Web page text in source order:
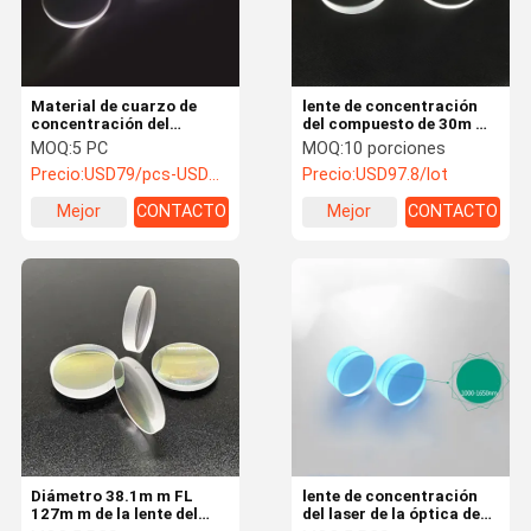
Inicio Productos
os
lente de concentración
del compuesto de 30m m
F75mm/150mm para la
máquina del laser 4000W
MOQ:10 porciones
Precio:USD97.8/lot
Mejor
CONTACTO
Material de cuarzo de
concentración del
diámetro 30m m FL 40m
m del espejo del laser del
acoplamiento para la
máquina del laser
MOQ:5 PC
Precio:USD79/pcs-USD50/pcs
Mejor
CONTACTO
lente de concentración
del laser de la óptica de
Diámetro 38.1m m FL
127m m de la lente del